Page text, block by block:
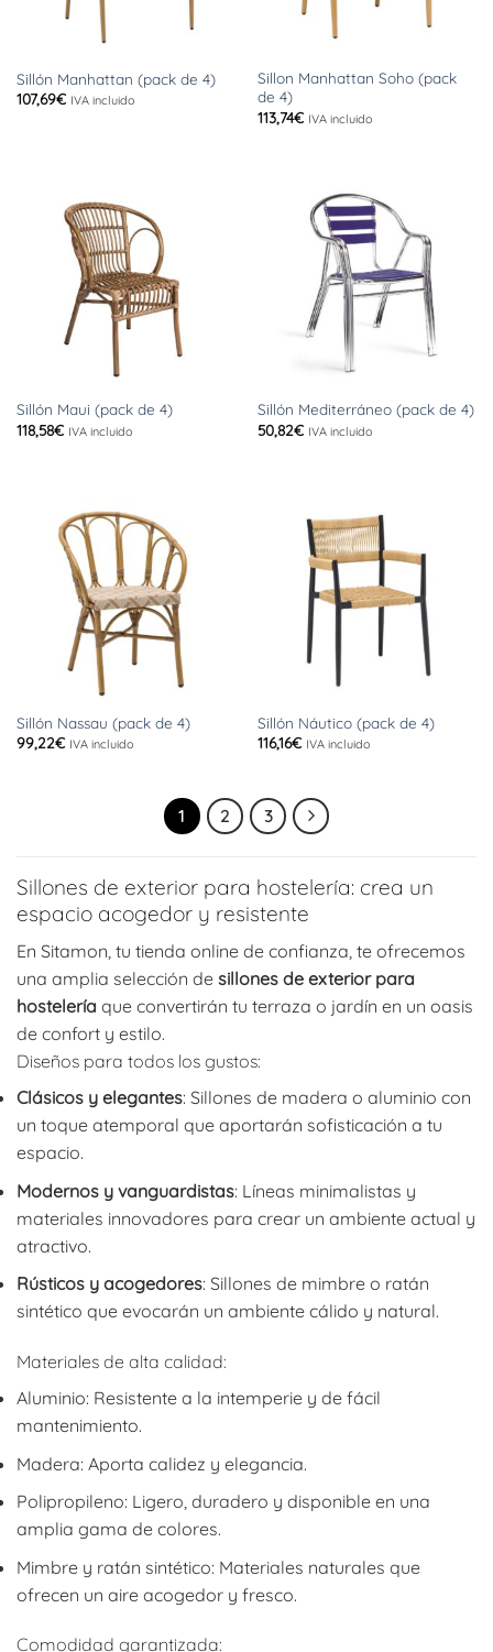
Sillón Manhattan (pack de 4)
107,69€ IVA incluido
Sillon Manhattan Soho (pack
de 4)
113,74€ IVA incluido
Sillón Maui (pack de 4)
118,58€ IVA incluido
Sillón Mediterráneo (pack de 4)
50,82€ IVA incluido
Sillón Nassau (pack de 4)
99,22€ IVA incluido
Sillón Náutico (pack de 4)
116,16€ IVA incluido
1 2 3
Sillones de exterior para hostelería: crea un
espacio acogedor y resistente
En Sitamon, tu tienda online de confianza, te ofrecemos
una amplia selección de sillones de exterior para
hostelería que convertirán tu terraza o jardín en un oasis
de confort y estilo.
Diseños para todos los gustos:
Clásicos y elegantes: Sillones de madera o aluminio con
un toque atemporal que aportarán sofisticación a tu
espacio.
Modernos y vanguardistas: Líneas minimalistas y
materiales innovadores para crear un ambiente actual y
atractivo.
Rústicos y acogedores: Sillones de mimbre o ratán
sintético que evocarán un ambiente cálido y natural.
Materiales de alta calidad:
Aluminio: Resistente a la intemperie y de fácil
mantenimiento.
Madera: Aporta calidez y elegancia.
Polipropileno: Ligero, duradero y disponible en una
amplia gama de colores.
Mimbre y ratán sintético: Materiales naturales que
ofrecen un aire acogedor y fresco.
Comodidad garantizada: